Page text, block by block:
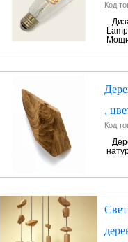
Код
,
Код